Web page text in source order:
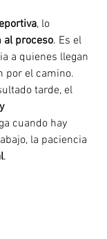
, lo
al proceso. Es el
a quienes llegan
por el camino.
tarde, el
cuando hay
la paciencia
.